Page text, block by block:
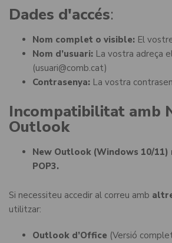
Dades d'accés:
Nom complet o visible: El
Nom d’usuari: La vostra adreça
(usuari@comb.cat)
Contrasenya: La vostra
Incompatibilitat amb
Outlook
New Outlook (Windows 10/11)
POP3.
Si necessiteu accedir al correu amb
utilitzar:
Outlook d’Office (Versió